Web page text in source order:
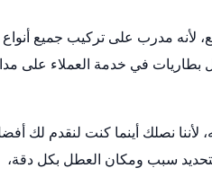
لأنه مدرب على تركيب جميع أنواع
بطاريات في خدمة العملاء على
لأننا نصلك أينما كنت لنقدم لك
سبب ومكان العطل بكل دقة،